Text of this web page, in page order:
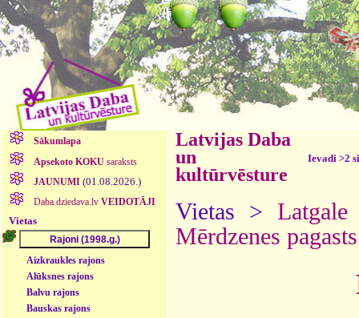
Sākumlapa
Apsekoto KOKUsaraksts
JAUNUMI (01.08.2026.)
Daba.dziedava.lv VEIDOTĀJI
Vietas
Aizkraukles rajons
Alūksnes rajons
Balvu rajons
Bauskas rajons
Latvijas Daba
un
kultūrvēsture
Ievadi >2
Vietas >Latgale
Mērdzenes pagasts